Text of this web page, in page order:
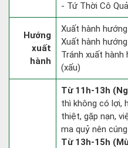
- Tứ Thời Cô
Hướng
xuất
hành
Xuất hành
Xuất hành
Tránh xuất hành
(xấu)
Từ 11h-13h
thì không có lợi,
thiệt, gặp nạn,
ma quỷ nên
Từ 13h-15h